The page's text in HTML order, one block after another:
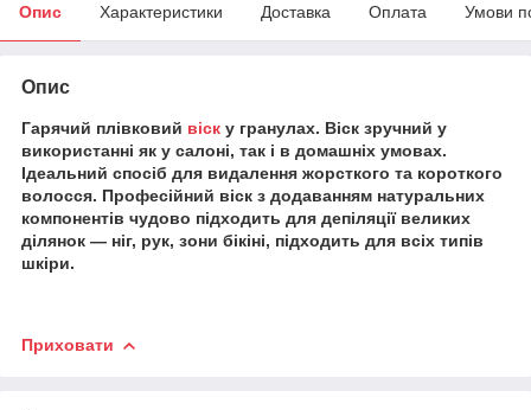
Опис Характеристики Доставка Оплата Умови
Опис
Гарячий плівковий віск у гранулах. Віск зручний у
використанні як у салоні, так і в домашніх умовах.
Ідеальний спосіб для видалення жорсткого та короткого
волосся. Професійний віск з додаванням натуральних
компонентів чудово підходить для депіляції великих
ділянок — ніг, рук, зони бікіні, підходить для всіх типів
шкіри.
Приховати